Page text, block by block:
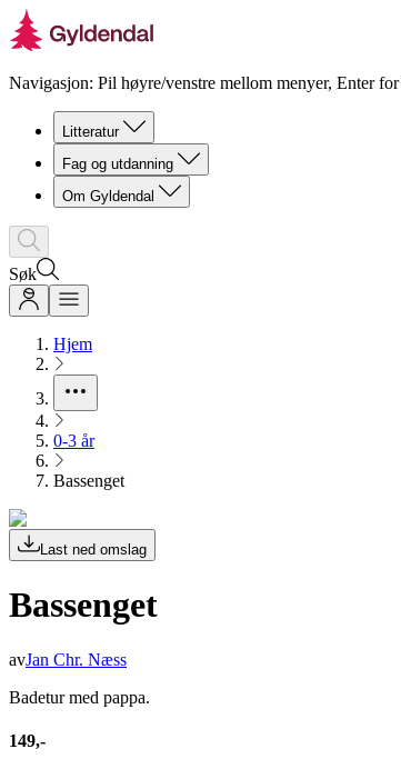
Navigasjon: Pil høyre/venstre mellom menyer, Enter
Litteratur
Fag og utdanning
Om Gyldendal
Søk
Hjem
0-3 år
Bassenget
Last ned omslag
Bassenget
avJan Chr. Næss
Badetur med pappa.
149,-